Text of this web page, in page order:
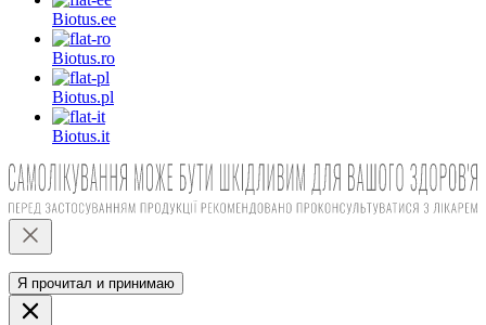
Biotus.ee
Biotus.ro
Biotus.pl
Biotus.it
Я прочитал и принимаю